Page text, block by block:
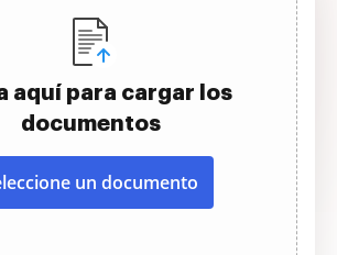
aquí para cargar los
documentos
un documento